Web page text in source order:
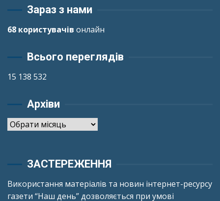
Зараз з нами
68 користувачів онлайн
Всього переглядів
15 138 532
Архіви
Архіви
ЗАСТЕРЕЖЕННЯ
Використання матеріалів та новин інтернет-ресурсу
газети “Наш день” дозволяється при умові